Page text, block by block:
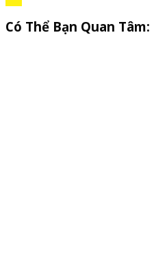
Có Thể Bạn Quan Tâm: